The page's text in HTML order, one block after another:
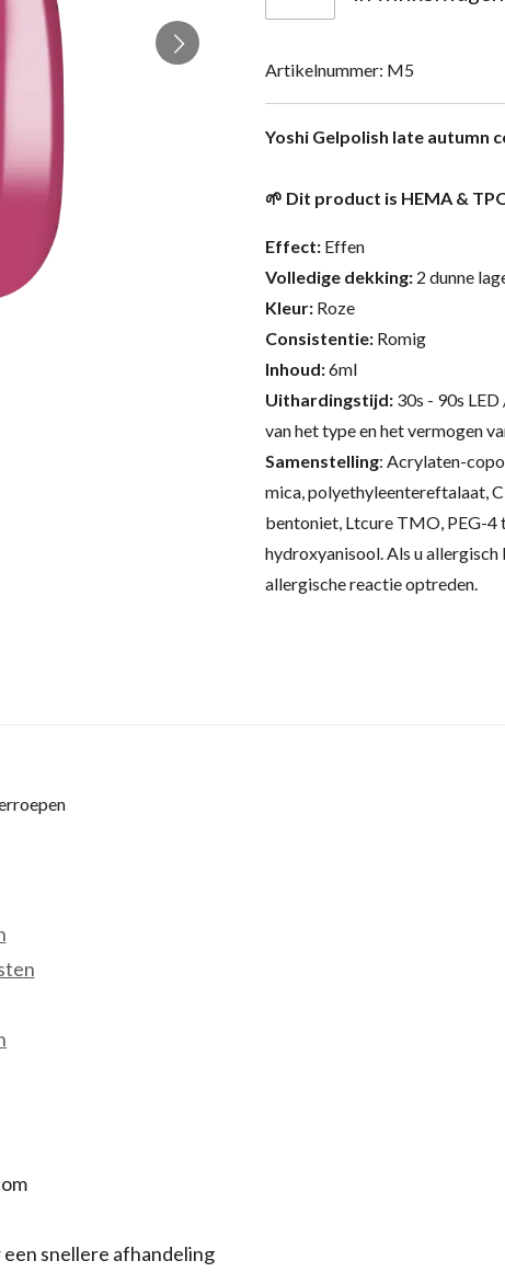
Artikelnummer: M5
Yoshi Gelpolish late autumn
🌱 Dit product is HEMA &
Effect: Effen
Volledige dekking: 2 dunne
Kleur: Roze
Consistentie: Romig
Inhoud:6ml
Uithardingstijd: 30s - 90s LED
van het type en het vermogen
Samenstelling: Acrylaten-
mica, polyethyleentereftalaat,
bentoniet, Ltcure TMO, PEG-
hydroxyanisool.Als u allergisch
allergische reactie optreden.
snellere afhandeling